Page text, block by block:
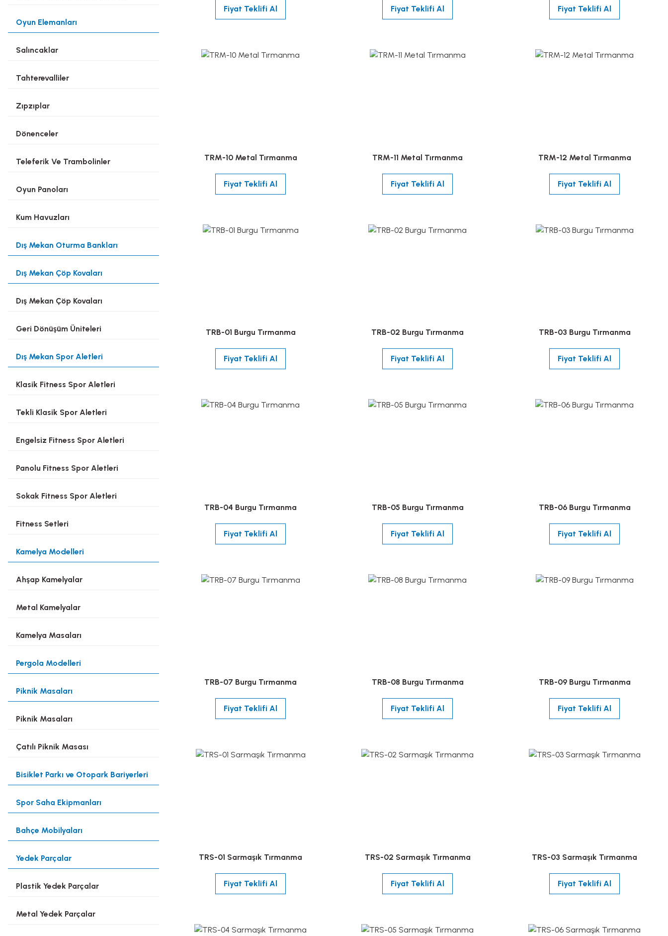
Oyun Elemanları
Salıncaklar
Tahterevalliler
Zıpzıplar
Dönenceler
Teleferik Ve Trambolinler
Oyun Panoları
Kum Havuzları
Dış Mekan Oturma Bankları
Dış Mekan Çöp Kovaları
Dış Mekan Çöp Kovaları
Geri Dönüşüm Üniteleri
Dış Mekan Spor Aletleri
Klasik Fitness Spor Aletleri
Tekli Klasik Spor Aletleri
Engelsiz Fitness Spor Aletleri
Panolu Fitness Spor Aletleri
Sokak Fitness Spor Aletleri
Fitness Setleri
Kamelya Modelleri
Ahşap Kamelyalar
Metal Kamelyalar
Kamelya Masaları
Pergola Modelleri
Piknik Masaları
Piknik Masaları
Çatılı Piknik Masası
Bisiklet Parkı ve Otopark Bariyerleri
Spor Saha Ekipmanları
Bahçe Mobilyaları
Yedek Parçalar
Plastik Yedek Parçalar
Metal Yedek Parçalar
Fiyat Teklifi Al Fiyat Teklifi Al Fiyat Teklifi Al
TRM-10 Metal Tırmanma
Fiyat Teklifi Al
TRM-11 Metal Tırmanma
Fiyat Teklifi Al
TRM-12 Metal Tırmanma
Fiyat Teklifi Al
TRB-01 Burgu Tırmanma
Fiyat Teklifi Al
TRB-02 Burgu Tırmanma
Fiyat Teklifi Al
TRB-03 Burgu Tırmanma
Fiyat Teklifi Al
TRB-04 Burgu Tırmanma
Fiyat Teklifi Al
TRB-05 Burgu Tırmanma
Fiyat Teklifi Al
TRB-06 Burgu Tırmanma
Fiyat Teklifi Al
TRB-07 Burgu Tırmanma
Fiyat Teklifi Al
TRB-08 Burgu Tırmanma
Fiyat Teklifi Al
TRB-09 Burgu Tırmanma
Fiyat Teklifi Al
TRS-01 Sarmaşık Tırmanma
Fiyat Teklifi Al
TRS-02 Sarmaşık Tırmanma
Fiyat Teklifi Al
TRS-03 Sarmaşık Tırmanma
Fiyat Teklifi Al